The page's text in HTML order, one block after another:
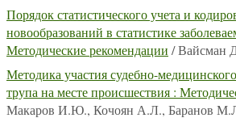
Порядок статистического учета и
новообразований в статистике
Методические рекомендации / Вайсман
Методика участия судебно-
трупа на месте происшествия :
Макаров И.Ю., Кочоян А.Л., Баранов